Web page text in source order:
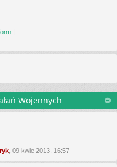
Wojennych
, 09 kwie 2013, 16:57